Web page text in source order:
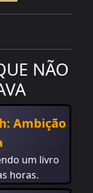
NÃO
Ambição
um livro
horas.